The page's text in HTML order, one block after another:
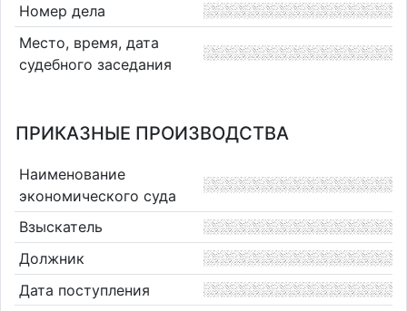
Номер дела
Место, время, дата
судебного заседания
ПРИКАЗНЫЕ ПРОИЗВОДСТВА
Наименование
экономического суда
Взыскатель
Должник
Дата поступления